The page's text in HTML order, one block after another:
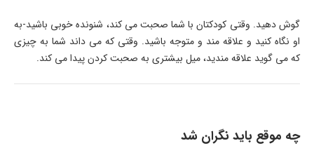
گوش دهید. وقتی کودکتان با شما صحبت می کند، شنونده خوبی باشید-به
او نگاه کنید و علاقه مند و متوجه باشید. وقتی که می داند شما به چیزی
که می گوید علاقه مندید، میل بیشتری به صحبت کردن پیدا می کند.
چه موقع باید نگران شد